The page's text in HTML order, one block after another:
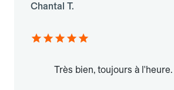
Chantal T.
Très bien, toujours à l'heure.